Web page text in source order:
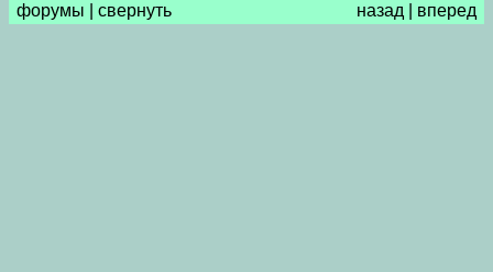
форумы свернуть назад вперед